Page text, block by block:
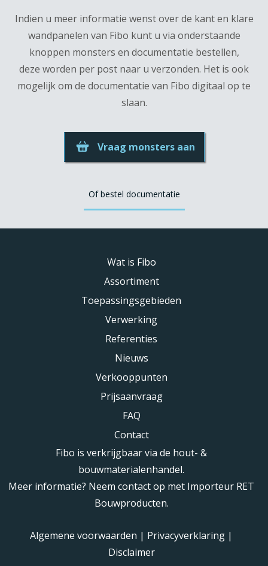
Indien u meer informatie wenst over de kant en klare
wandpanelen van Fibo kunt u via onderstaande
knoppen monsters en documentatie bestellen,
deze worden per post naar u verzonden. Het is ook
mogelijk om de documentatie van Fibo digitaal op te
slaan.
Vraag monsters aan
Of bestel documentatie
Wat is Fibo
Assortiment
Toepassingsgebieden
Verwerking
Referenties
Nieuws
Verkooppunten
Prijsaanvraag
FAQ
Contact
Fibo is verkrijgbaar via de hout- &
bouwmaterialenhandel.
Meer informatie? Neem contact op met Importeur RET
Bouwproducten.
Algemene voorwaarden | Privacyverklaring |
Disclaimer